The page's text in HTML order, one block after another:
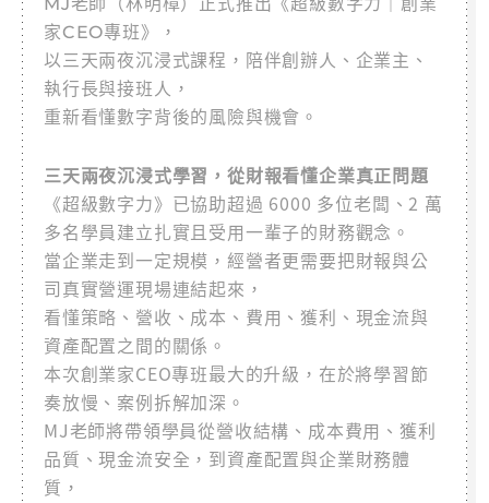
家CEO專班》，
以三天兩夜沉浸式課程，陪伴創辦人、企業主、
執行長與接班人，
重新看懂數字背後的風險與機會。
三天兩夜沉浸式學習，從財報看懂企業真正問題
《超級數字力》已協助超過 6000 多位老闆、2 萬
多名學員建立扎實且受用一輩子的財務觀念。
當企業走到一定規模，經營者更需要把財報與公
司真實營運現場連結起來，
看懂策略、營收、成本、費用、獲利、現金流與
資產配置之間的關係。
本次創業家CEO專班最大的升級，在於將學習節
奏放慢、案例拆解加深。
MJ老師將帶領學員從營收結構、成本費用、獲利
品質、現金流安全，到資產配置與企業財務體
質，